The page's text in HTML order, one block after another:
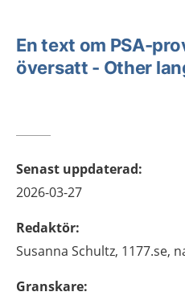
En text om PSA-
översatt - Other
Senast uppdaterad:
2026-03-27
Redaktör:
Susanna Schultz, 1177.se,
Granskare: